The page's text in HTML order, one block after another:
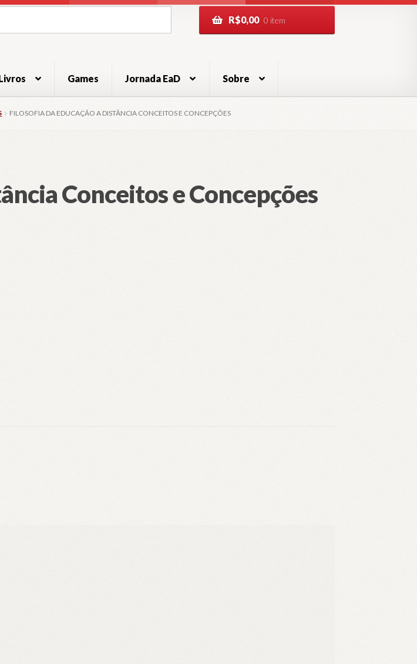
R$0,00 0 item
Games Jornada EaD Sobre
FILOSOFIA DA EDUCAÇÃO A DISTÂNCIA CONCEITOS E CONCEPÇÕES
Conceitos e Concepções